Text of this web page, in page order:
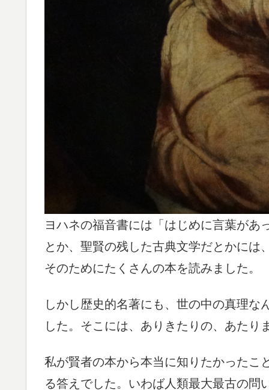
ヨハネの福音書には「はじめに言葉が
とか、聖賢の残した古典文学だとかには
そのためにたくさんの本を読みました。
しかし歴史的名著にも、世の中の真理な
した。そこには、ありきたりの、あた
私が賢者の本から本当に知りたかったこ
る答えでした。いわば人類最大最古の問